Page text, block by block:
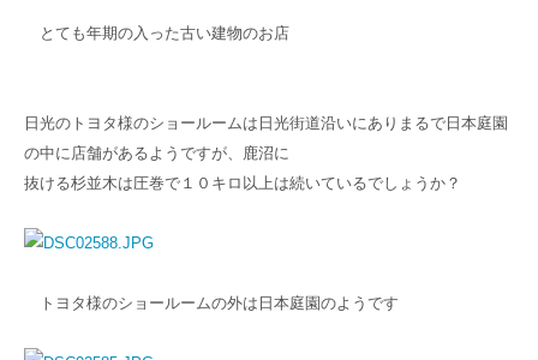
とても年期の入った古い建物のお店
日光のトヨタ様のショールームは日光街道沿いにありまるで日本庭園
の中に店舗があるようですが、鹿沼に
抜ける杉並木は圧巻で１０キロ以上は続いているでしょうか？
トヨタ様のショールームの外は日本庭園のようです